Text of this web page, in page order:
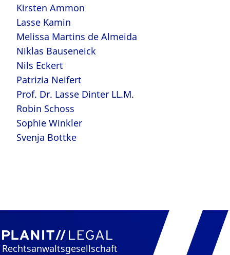
Kirsten Ammon
Lasse Kamin
Melissa Martins de Almeida
Niklas Bauseneick
Nils Eckert
Patrizia Neifert
Prof. Dr. Lasse Dinter LL.M.
Robin Schoss
Sophie Winkler
Svenja Bottke
Rechtsanwaltsgesellschaft